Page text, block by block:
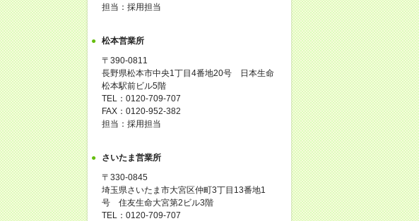
担当：採用担当
松本営業所
〒390-0811
長野県松本市中央1丁目4番地20号 日本生命
松本駅前ビル5階
TEL：0120-709-707
FAX：0120-952-382
担当：採用担当
さいたま営業所
〒330-0845
埼玉県さいたま市大宮区仲町3丁目13番地1
号 住友生命大宮第2ビル3階
TEL：0120-709-707